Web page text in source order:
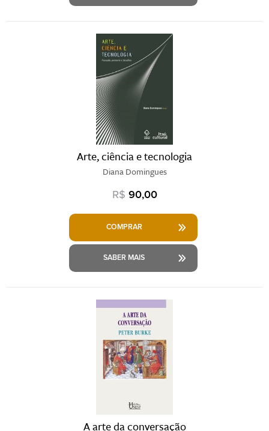
Arte, ciência e tecnologia
Diana Domingues
R$ 90,00
COMPRAR
SABER MAIS
A arte da conversação